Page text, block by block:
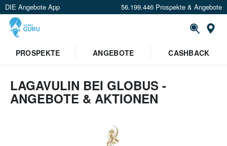
DIE Angebote App 56.199.446 Prospekte & Angebote
Standort festlegen
PROSPEKTE ANGEBOTE CASHBACK
LAGAVULIN BEI GLOBUS -
ANGEBOTE & AKTIONEN